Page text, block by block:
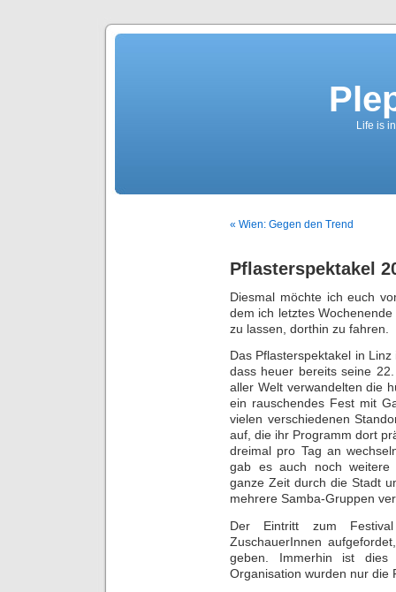
Life is
« Wien: Gegen den Trend
Pflasterspektakel
Diesmal möchte ich euch
dem ich letztes
zu lassen, dorthin zu fahren.
Das Pflasterspektakel in
dass heuer bereits seine
aller Welt verwandelten die
ein rauschendes Fest mit
vielen verschiedenen
auf, die ihr Programm dort
dreimal pro Tag an
gab es auch noch weitere
ganze Zeit durch die Stadt
mehrere Samba-Gruppen
Der Eintritt zum
ZuschauerInnen
geben. Immerhin ist dies
Organisation wurden nur die